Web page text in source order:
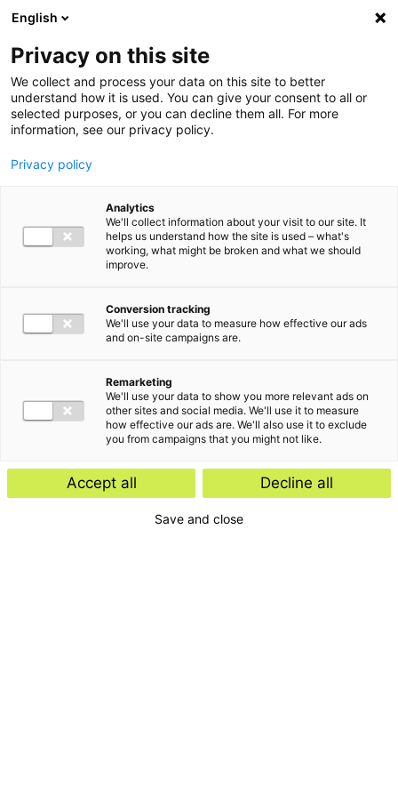
Ga direct naar de inhoud
English
Privacy on this site
We collect and process your data on this site to better
understand how it is used. You can give your consent to all or
selected purposes, or you can decline them all. For more
information, see our privacy policy.
Privacy policy
Analytics
We'll collect information about your visit to our site. It
helps us understand how the site is used – what's
working, what might be broken and what we should
improve.
Conversion tracking
We'll use your data to measure how effective our ads
and on-site campaigns are.
Remarketing
We'll use your data to show you more relevant ads on
other sites and social media. We'll use it to measure
how effective our ads are. We'll also use it to exclude
you from campaigns that you might not like.
Accept all Decline all
Save and close